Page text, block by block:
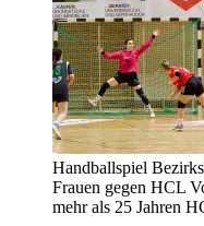
Handballspiel
Frauen gegen HCL
mehr als 25 Jahren